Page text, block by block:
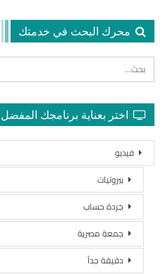
محرك البحث في خدمتك
اختر بعناية برنامجك المفضل
فيديو
بيروتيات
جردة حساب
جمعة مصرية
دقيقة جداً